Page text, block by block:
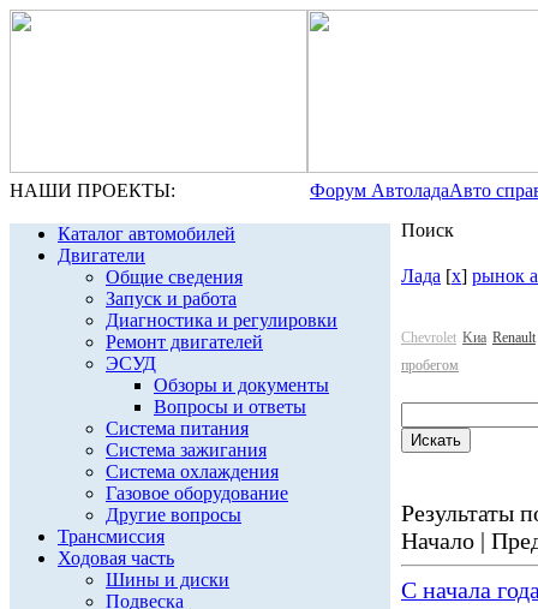
НАШИ ПРОЕКТЫ: Форум АвтоладаАвто
Каталог автомобилей
Двигатели
Общие сведения
Запуск и работа
Диагностика и регулировки
Ремонт двигателей
ЭСУД
Обзоры и документы
Вопросы и ответы
Система питания
Система зажигания
Система охлаждения
Газовое оборудование
Другие вопросы
Трансмиссия
Ходовая часть
Шины и диски
Подвеска
Поиск
Лада [x] рынок
Chevrolet Kиа Renault
пробегом
Результаты
Начало |
С начала